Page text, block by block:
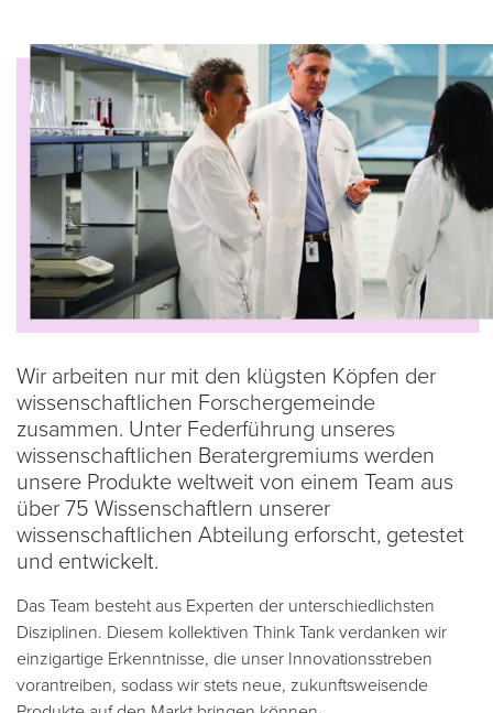
Wir arbeiten nur mit den klügsten Köpfen der
wissenschaftlichen Forschergemeinde
zusammen. Unter Federführung unseres
wissenschaftlichen Beratergremiums werden
unsere Produkte weltweit von einem Team aus
über 75 Wissenschaftlern unserer
wissenschaftlichen Abteilung erforscht, getestet
und entwickelt.
Das Team besteht aus Experten der unterschiedlichsten
Disziplinen. Diesem kollektiven Think Tank verdanken wir
einzigartige Erkenntnisse, die unser Innovationsstreben
vorantreiben, sodass wir stets neue, zukunftsweisende